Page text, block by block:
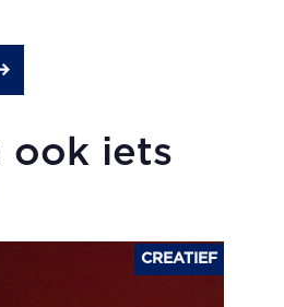
ook iets
CREATIEF